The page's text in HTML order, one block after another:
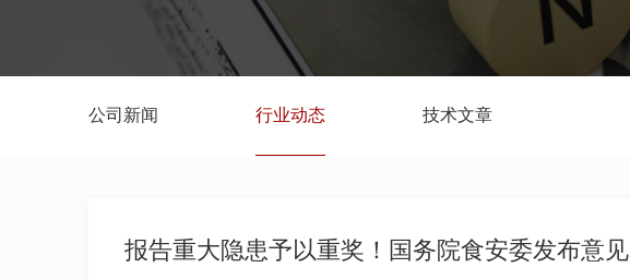
公司新闻 行业动态 技术文章
报告重大隐患予以重奖！国务院食安委发布意见